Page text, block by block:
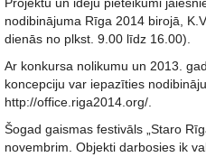
nodibinājuma Rīga 2014 birojā,
dienās no plkst. 9.00 līdz 16.00).
Ar konkursa nolikumu un 2013.
koncepciju var iepazīties
http://office.riga2014.org/.
Šogad gaismas festivāls „Staro
novembrim. Objekti darbosies ik